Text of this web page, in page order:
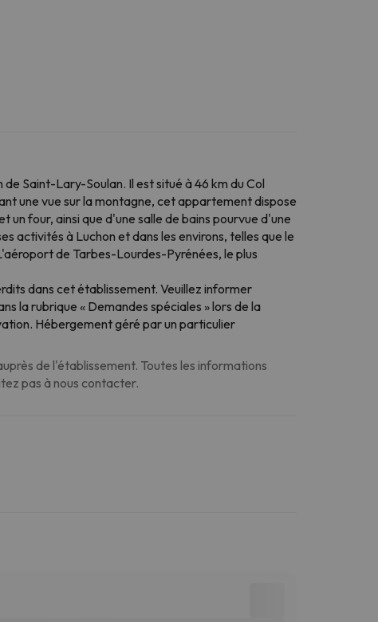
Saint-Lary-Soulan. Il est situé à 46 km du Col
une vue sur la montagne, cet appartement dispose
un four, ainsi que d'une salle de bains pourvue d'une
activités à Luchon et dans les environs, telles que le
de Tarbes-Lourdes-Pyrénées, le plus
dans cet établissement. Veuillez informer
la rubrique « Demandes spéciales » lors de la
Hébergement géré par un particulier
de l'établissement. Toutes les informations
pas à nous contacter.